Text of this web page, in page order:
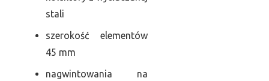
stali
szerokość elementów
45 mm
nagwintowania na